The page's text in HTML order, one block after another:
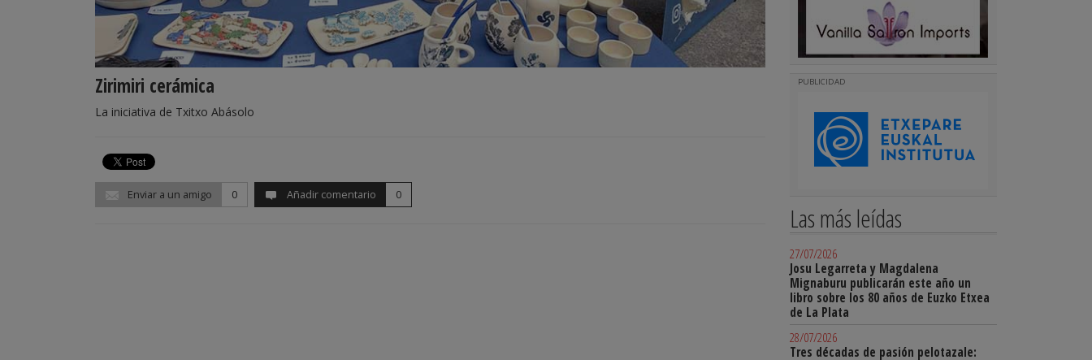
Zirimiri cerámica
La iniciativa de Txitxo Abásolo
Enviar a un amigo 0 Añadir comentario 0
PUBLICIDAD
Las más leídas
27/07/2026
Josu Legarreta y Magdalena
Mignaburu publicarán este año un
libro sobre los 80 años de Euzko Etxea
de La Plata
28/07/2026
Tres décadas de pasión pelotazale: